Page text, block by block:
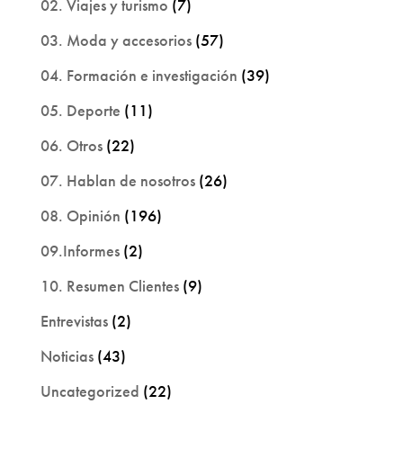
02. Viajes y turismo (7)
03. Moda y accesorios(57)
04. Formación e investigación (39)
05. Deporte (11)
06. Otros(22)
07. Hablan de nosotros(26)
08. Opinión (196)
09.Informes(2)
10. Resumen Clientes(9)
Entrevistas(2)
Noticias(43)
Uncategorized (22)